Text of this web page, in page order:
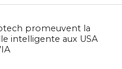
promeuvent la
intelligente aux USA